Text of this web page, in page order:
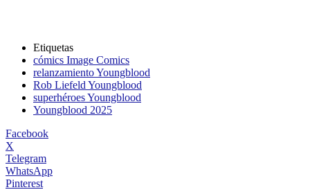
Etiquetas
cómics Image Comics
relanzamiento Youngblood
Rob Liefeld Youngblood
superhéroes Youngblood
Youngblood 2025
Facebook
X
Telegram
WhatsApp
Pinterest